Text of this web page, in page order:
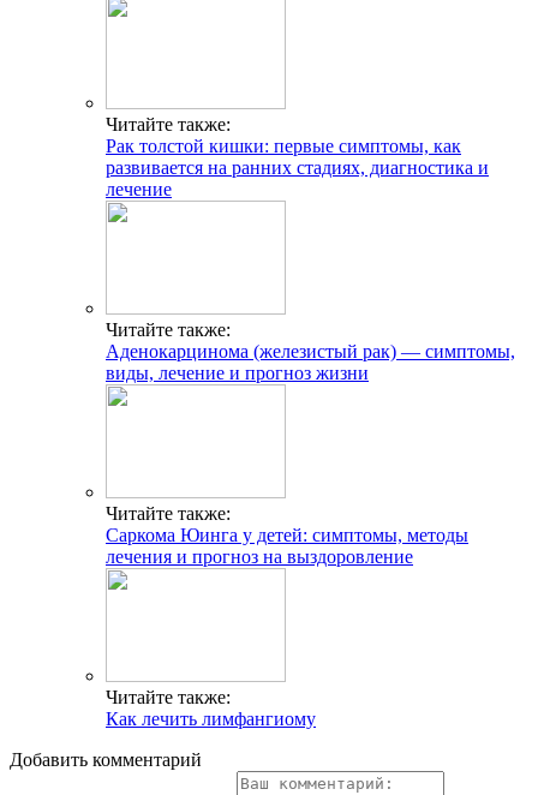
Читайте также:
Рак толстой кишки: первые симптомы, как
развивается на ранних стадиях, диагностика и
лечение
Читайте также:
Аденокарцинома (железистый рак) — симптомы,
виды, лечение и прогноз жизни
Читайте также:
Саркома Юинга у детей: симптомы, методы
лечения и прогноз на выздоровление
Читайте также:
Как лечить лимфангиому
Добавить комментарий